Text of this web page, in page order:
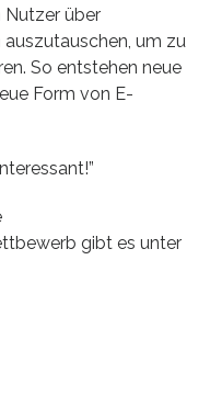
Nutzer über
um zu
So entstehen neue
Form von E-
gibt es unter